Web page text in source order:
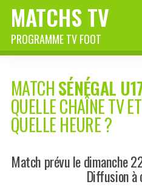
MATCHS TV
PROGRAMME TV FOOT
MATCHSÉNÉGAL
QUELLE CHAÎNE TV
QUELLE HEURE ?
Match prévu le dimanche
Diffusion